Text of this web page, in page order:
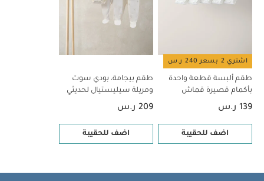
اشتري 2 بسعر 240 ر.س
طقم ألبسة قطعة واحدة
بأكمام قصيرة قماش
عضوي بلون أبيض - 5 قطع
139 ر.س
اضف للحقيبة
طقم بيجامة، بودي سوت
ومريلة سيليستيال لحديثي
الولادة، 5 قطع
209 ر.س
اضف للحقيبة